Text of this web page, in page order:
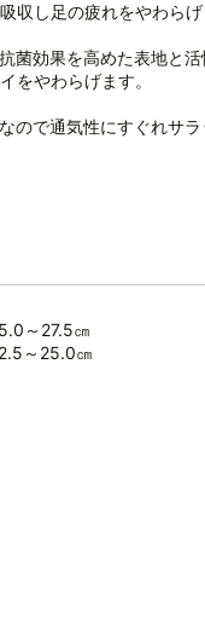
収し足の疲れをやわらげ
菌効果を高めた表地と
をやわらげます。
ので通気性にすぐれサ
～27.5㎝
～25.0㎝